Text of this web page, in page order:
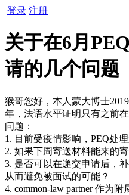
登录 注册
关于在6月
请的几个问题
猴哥您好，本人蒙大博士
年，法语水平证明只有之前
问题：
1. 目前受疫情影响，PEQ处
2. 如果下周寄送材料能来的
3. 是否可以在递交申请后，
从而避免被面试的可能？
4. common-law partner 作为